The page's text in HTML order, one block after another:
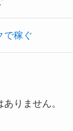
で稼ぐ
りません。